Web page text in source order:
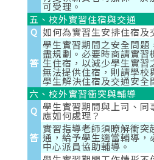
可受理。
五、校外實習住宿與交通
Q 如何為實習生安排住宿及
答
學生實習期間之安全問題
盡規劃。必要時商請實習
生住宿，以減少學生實習
無法提供住宿，則請學校
學生解決住宿及交通安全
六、校外實習衝突與輔導
Q 學生實習期間與上司、同
應如何處理？
答
實習指導老師須瞭解衝突
通，給予學生適當輔導，
中心派員協助輔導。